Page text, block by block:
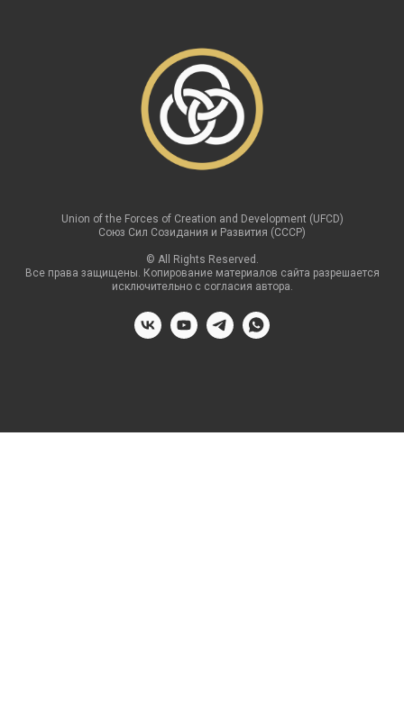
Union of the Forces of Creation and Development (UFCD)
Союз Сил Созидания и Развития (СССР)
© All Rights Reserved.
Все права защищены. Копирование материалов сайта разрешается
исключительно с согласия автора.